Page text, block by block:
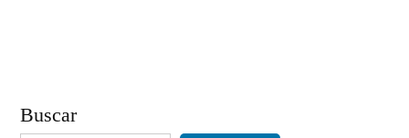
Buscar